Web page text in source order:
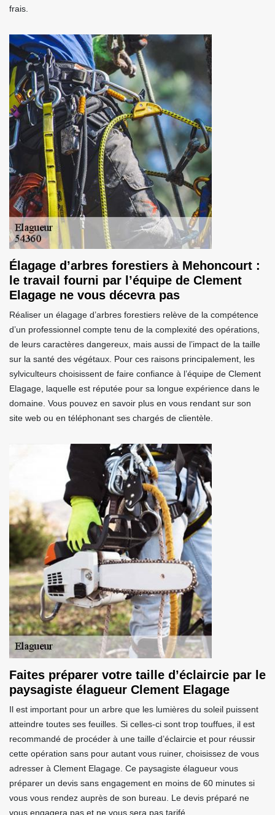
frais.
Élagage d’arbres forestiers à Mehoncourt :
le travail fourni par l’équipe de Clement
Elagage ne vous décevra pas
Réaliser un élagage d’arbres forestiers relève de la compétence
d’un professionnel compte tenu de la complexité des opérations,
de leurs caractères dangereux, mais aussi de l’impact de la taille
sur la santé des végétaux. Pour ces raisons principalement, les
sylviculteurs choisissent de faire confiance à l’équipe de Clement
Elagage, laquelle est réputée pour sa longue expérience dans le
domaine. Vous pouvez en savoir plus en vous rendant sur son
site web ou en téléphonant ses chargés de clientèle.
Faites préparer votre taille d’éclaircie par le
paysagiste élagueur Clement Elagage
Il est important pour un arbre que les lumières du soleil puissent
atteindre toutes ses feuilles. Si celles-ci sont trop touffues, il est
recommandé de procéder à une taille d’éclaircie et pour réussir
cette opération sans pour autant vous ruiner, choisissez de vous
adresser à Clement Elagage. Ce paysagiste élagueur vous
préparer un devis sans engagement en moins de 60 minutes si
vous vous rendez auprès de son bureau. Le devis préparé ne
vous engagera pas et ne vous sera pas tarifé.